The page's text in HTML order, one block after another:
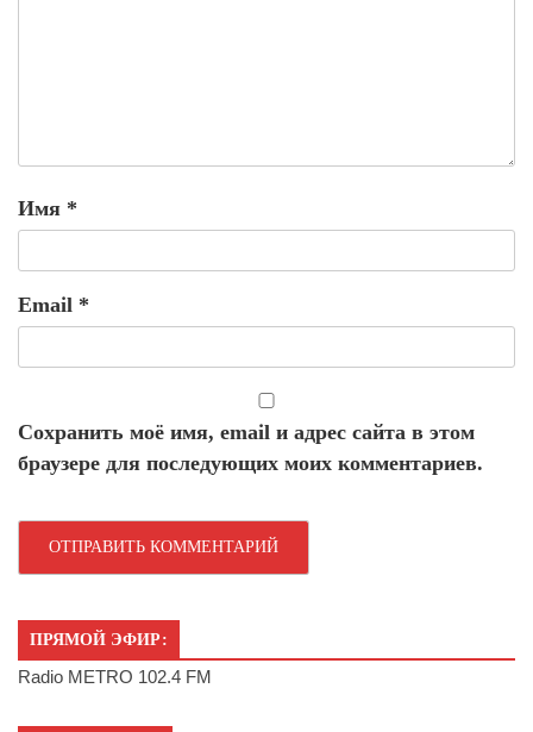
Имя *
Email *
Сохранить моё имя, email и адрес сайта в этом
браузере для последующих моих комментариев.
ПРЯМОЙ ЭФИР:
Radio METRO 102.4 FM